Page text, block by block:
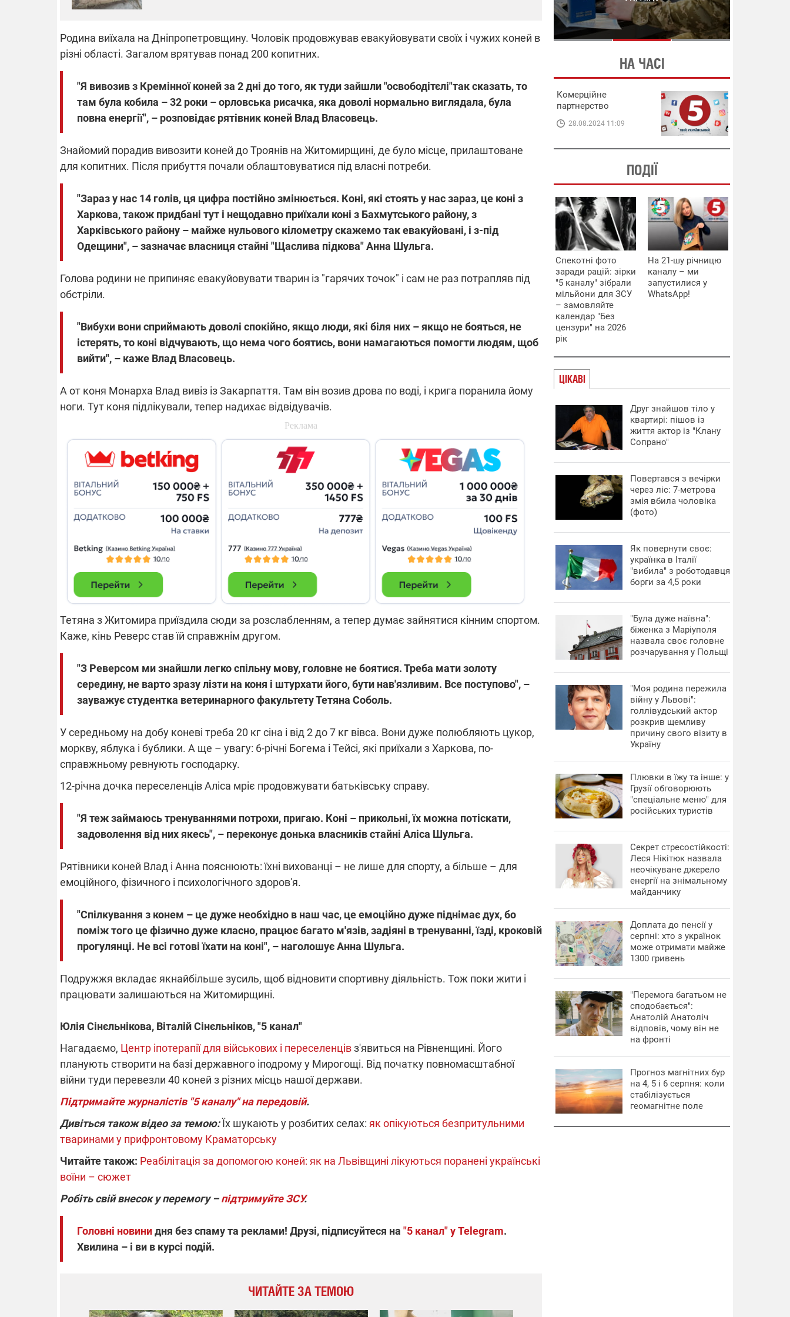
Родина виїхала на Дніпропетровщину. Чоловік продовжував евакуйовувати своїх і чужих коней в
різні області. Загалом врятував понад 200 копитних.
"Я вивозив з Кремінної коней за 2 дні до того, як туди зайшли "освободітєлі"так сказать, то
там була кобила – 32 роки – орловська рисачка, яка доволі нормально виглядала, була
повна енергії", – розповідає рятівник коней Влад Власовець.
Знайомий порадив вивозити коней до Троянів на Житомирщині, де було місце, прилаштоване
для копитних. Після прибуття почали облаштовуватися під власні потреби.
"Зараз у нас 14 голів, ця цифра постійно змінюється. Коні, які стоять у нас зараз, це коні з
Харкова, також придбані тут і нещодавно приїхали коні з Бахмутського району, з
Харківського району – майже нульового кілометру скажемо так евакуйовані, і з-під
Одещини", – зазначає власниця стайні "Щаслива підкова" Анна Шульга.
Голова родини не припиняє евакуйовувати тварин із "гарячих точок" і сам не раз потрапляв під
обстріли.
"Вибухи вони сприймають доволі спокійно, якщо люди, які біля них – якщо не бояться, не
істерять, то коні відчувають, що нема чого боятись, вони намагаються помогти людям, щоб
вийти", – каже Влад Власовець.
А от коня Монарха Влад вивіз із Закарпаття. Там він возив дрова по воді, і крига поранила йому
ноги. Тут коня підлікували, тепер надихає відвідувачів.
Тетяна з Житомира приїздила сюди за розслабленням, а тепер думає зайнятися кінним спортом.
Каже, кінь Реверс став їй справжнім другом.
"З Реверсом ми знайшли легко спільну мову, головне не боятися. Треба мати золоту
середину, не варто зразу лізти на коня і штурхати його, бути нав'язливим. Все поступово", –
зауважує студентка ветеринарного факультету Тетяна Соболь.
У середньому на добу коневі треба 20 кг сіна і від 2 до 7 кг вівса. Вони дуже полюбляють цукор,
моркву, яблука і бублики. А ще – увагу: 6-річні Богема і Тейсі, які приїхали з Харкова, по-
справжньому ревнують господарку.
12-річна дочка переселенців Аліса мріє продовжувати батьківську справу.
"Я теж займаюсь тренуваннями потрохи, пригаю. Коні – прикольні, їх можна потіскати,
задоволення від них якесь", – переконує донька власників стайні Аліса Шульга.
Рятівники коней Влад і Анна пояснюють: їхні вихованці – не лише для спорту, а більше – для
емоційного, фізичного і психологічного здоров'я.
"Спілкування з конем – це дуже необхідно в наш час, це емоційно дуже піднімає дух, бо
поміж того це фізично дуже класно, працює багато м'язів, задіяні в тренуванні, їзді, кроковій
прогулянці. Не всі готові їхати на коні", – наголошує Анна Шульга.
Подружжя вкладає якнайбільше зусиль, щоб відновити спортивну діяльність. Тож поки жити і
працювати залишаються на Житомирщині.
Юлія Сінєльнікова, Віталій Сінєльніков, "5 канал"
Нагадаємо, Центр іпотерапії для військових і переселенцівз'явиться на Рівненщині. Його
планують створити на базі державного іподрому у Мирогощі. Від початку повномасштабної
війни туди перевезли 40 коней з різних місць нашої держави.
Підтримайте журналістів "5 каналу" на передовій.
Дивіться також відео за темою:Їх шукають у розбитих селах: як опікуються безпритульними
тваринами у прифронтовому Краматорську
Читайте також: Реабілітація за допомогою коней: як на Львівщині лікуються поранені українські
воїни – сюжет
Робіть свій внесок у перемогу –підтримуйте ЗСУ.
Головні новинидня без спаму та реклами! Друзі, підписуйтеся на "5 канал" у Telegram.
Хвилина – і ви в курсі подій.
ЧИТАЙТЕ ЗА ТЕМОЮ
СХЕМИ В ЕНЕРГЕТИЦІ
ЕНЕРГЕТИЦІ
НА ЧАСІ
Комерційне
партнерство
28.08.2024 11:09
ПОДІЇ
Спекотні фото
заради рацій: зірки
"5 каналу" зібрали
мільйони для ЗСУ
– замовляйте
календар "Без
цензури" на 2026
рік
На 21-шу річницю
каналу – ми
запустилися у
WhatsApp!
ЦІКАВІ
Друг знайшов тіло у
квартирі: пішов із
життя актор із "Клану
Сопрано"
Повертався з вечірки
через ліс: 7-метрова
змія вбила чоловіка
(фото)
​Як повернути своє:
українка в Італії
"вибила" з роботодавця
борги за 4,5 роки
"Була дуже наївна":
біженка з Маріуполя
назвала своє головне
розчарування у Польщі
"Моя родина пережила
війну у Львові":
голлівудський актор
розкрив щемливу
причину свого візиту в
Україну
Плювки в їжу та інше: у
Грузії обговорюють
"спеціальне меню" для
російських туристів
Секрет стресостійкості:
Леся Нікітюк назвала
неочікуване джерело
енергії на знімальному
майданчику
Доплата до пенсії у
серпні: хто з українок
може отримати майже
1300 гривень
"Перемога багатьом не
сподобається":
Анатолій Анатоліч
відповів, чому він не
на фронті
Прогноз магнітних бур
на 4, 5 і 6 серпня: коли
стабілізується
геомагнітне поле